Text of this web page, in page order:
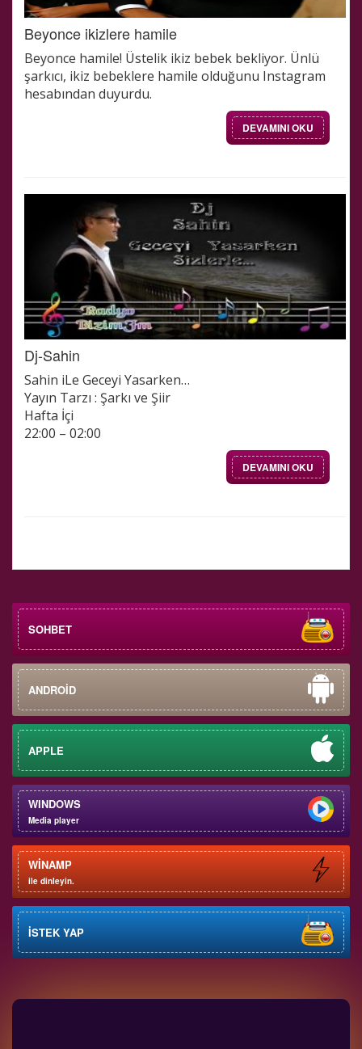
Beyonce ikizlere hamile
Beyonce hamile! Üstelik ikiz bebek bekliyor. Ünlü
şarkıcı, ikiz bebeklere hamile olduğunu Instagram
hesabından duyurdu.
DEVAMINI OKU
Dj-Sahin
Sahin iLe Geceyi Yasarken…
Yayın Tarzı : Şarkı ve Şiir
Hafta İçi
22:00 – 02:00
DEVAMINI OKU
SOHBET
ANDROİD
APPLE
WINDOWS
Media player
WİNAMP
ile dinleyin.
İSTEK YAP